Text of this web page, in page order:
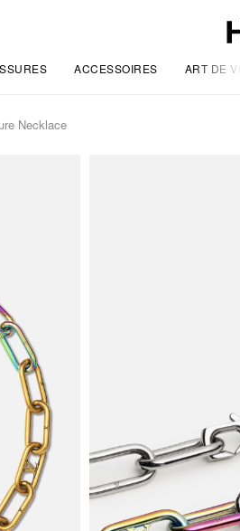
ACCESSOIRES ART DE
Necklace